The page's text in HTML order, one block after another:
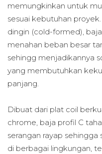
memungkinkan untuk
sesuai kebutuhan
dingin (cold-formed),
menahan beban besar
sehingg menjadikannya
yang membutuhkan
panjang.
Dibuat dari plat coil
chrome, baja profil C
serangan rayap
di berbagai lingkungan,